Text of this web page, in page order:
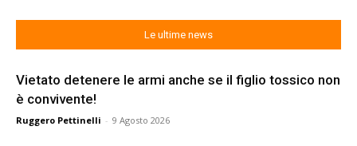
Le ultime news
Vietato detenere le armi anche se il figlio tossico non
è convivente!
Ruggero Pettinelli - 9 Agosto 2026